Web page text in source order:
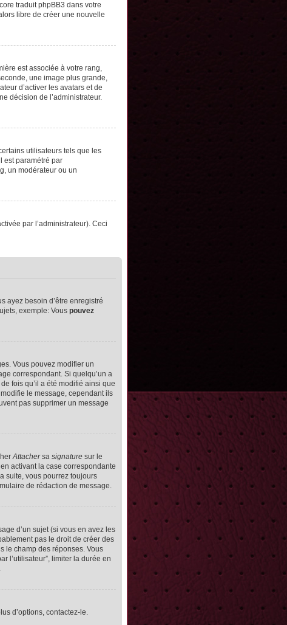
traduit phpBB3 dans votre
libre de créer une nouvelle
est associée à votre rang,
une image plus grande,
d’activer les avatars et de
décision de l’administrateur.
utilisateurs tels que les
est paramétré par
un modérateur ou un
par l’administrateur). Ceci
ayez besoin d’être enregistré
exemple: Vous pouvez
Vous pouvez modifier un
correspondant. Si quelqu’un a
fois qu’il a été modifié ainsi que
le message, cependant ils
pas supprimer un message
Attacher sa signature sur le
activant la case correspondante
suite, vous pourrez toujours
de rédaction de message.
d’un sujet (si vous en avez les
pas le droit de créer des
le champ des réponses. Vous
l’utilisateur”, limiter la durée en
d’options, contactez-le.